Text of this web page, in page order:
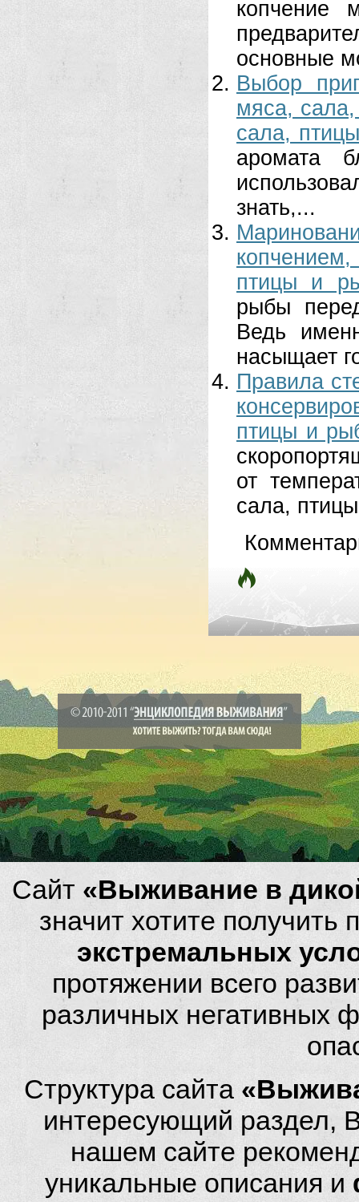
копчение
основные
Выбор
мяса,
сала,
аромата
знать,...
птицы и
рыбы
Ведь
насыщает
Правила
птицы и
от
сала,
Сайт «Выживание в
значит хотите
экстремальных
протяжении всего
различных негативных
Структура сайта
интересующий раздел,
нашем сайте
уникальные описания и